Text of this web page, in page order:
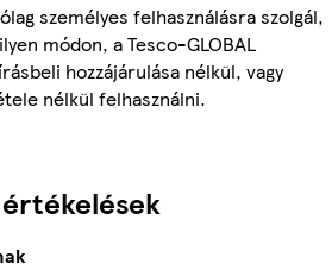
személyes felhasználásra szolgál,
módon, a Tesco-GLOBAL
hozzájárulása nélkül, vagy
nélkül felhasználni.